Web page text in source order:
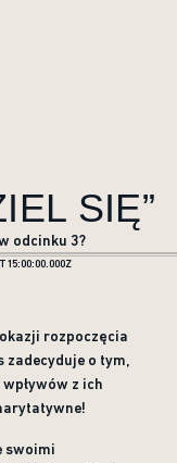
SIĘ”
odcinku 3?
rozpoczęcia
o tym,
z ich
swoimi